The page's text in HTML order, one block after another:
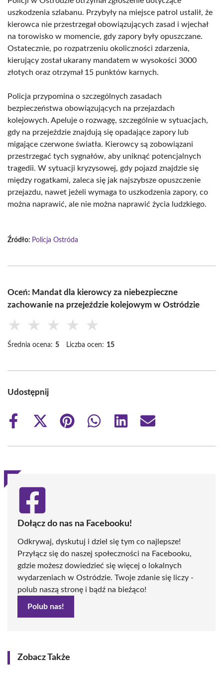
uszkodzenia szlabanu. Przybyły na miejsce patrol ustalił, że
kierowca nie przestrzegał obowiązujących zasad i wjechał
na torowisko w momencie, gdy zapory były opuszczane.
Ostatecznie, po rozpatrzeniu okoliczności zdarzenia,
kierujący został ukarany mandatem w wysokości 3000
złotych oraz otrzymał 15 punktów karnych.
Policja przypomina o szczególnych zasadach
bezpieczeństwa obowiązujących na przejazdach
kolejowych. Apeluje o rozwagę, szczególnie w sytuacjach,
gdy na przejeździe znajdują się opadające zapory lub
migające czerwone światła. Kierowcy są zobowiązani
przestrzegać tych sygnałów, aby uniknąć potencjalnych
tragedii. W sytuacji kryzysowej, gdy pojazd znajdzie się
między rogatkami, zaleca się jak najszybsze opuszczenie
przejazdu, nawet jeżeli wymaga to uszkodzenia zapory, co
można naprawić, ale nie można naprawić życia ludzkiego.
Źródło: Policja Ostróda
Oceń: Mandat dla kierowcy za niebezpieczne
zachowanie na przejeździe kolejowym w Ostródzie
★ ★ ★ ★ ★
Średnia ocena: 5 Liczba ocen: 15
Udostępnij
Share
Share
(Twitter)
Share
Share
Share
Share
Dołącz do nas na Facebooku!
Odkrywaj, dyskutuj i dziel się tym co najlepsze!
Przyłącz się do naszej społeczności na Facebooku,
gdzie możesz dowiedzieć się więcej o lokalnych
wydarzeniach w Ostródzie. Twoje zdanie się liczy -
polub naszą stronę i bądź na bieżąco!
Polub nas!
Zobacz Także